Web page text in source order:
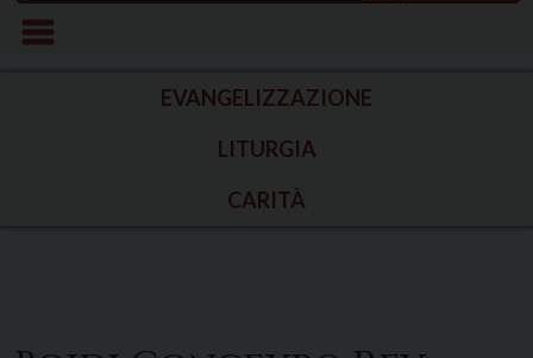
per:
EVANGELIZZAZIONE
LITURGIA
CARITÀ